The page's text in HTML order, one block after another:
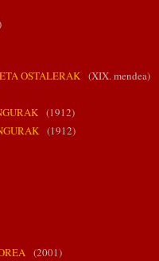
OSTALERAK(XIX. mendea)
(1912)
(1912)
(2001)